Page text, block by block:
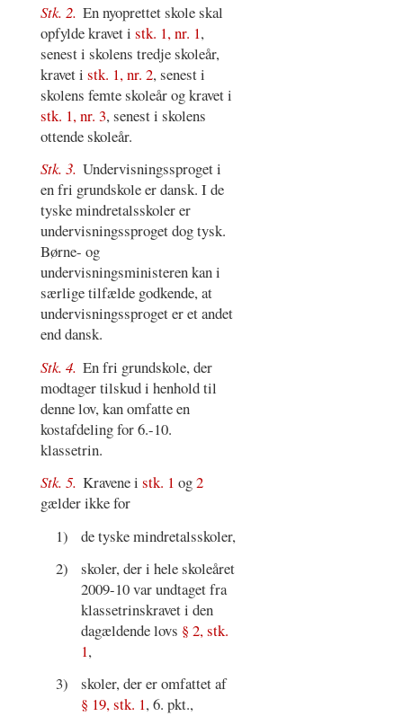
Stk. 2. En nyoprettet skole skal
opfylde kravet i stk. 1, nr. 1,
senest i skolens tredje skoleår,
kravet i stk. 1, nr. 2, senest i
skolens femte skoleår og kravet i
stk. 1, nr. 3, senest i skolens
ottende skoleår.
Stk. 3. Undervisningssproget i
en fri grundskole er dansk. I de
tyske mindretalsskoler er
undervisningssproget dog tysk.
Børne- og
undervisningsministeren kan i
særlige tilfælde godkende, at
undervisningssproget er et andet
end dansk.
Stk. 4. En fri grundskole, der
modtager tilskud i henhold til
denne lov, kan omfatte en
kostafdeling for 6.-10.
klassetrin.
Stk. 5. Kravene istk. 1 og2
gælder ikke for
1)
de tyske mindretalsskoler,
2)
skoler, der i hele skoleåret
2009-10 var undtaget fra
klassetrinskravet i den
dagældende lovs § 2, stk.
1,
3)
skoler, der er omfattet af
§ 19, stk. 1, 6. pkt.,